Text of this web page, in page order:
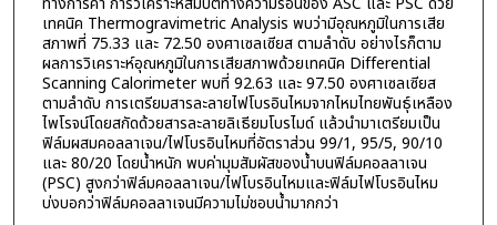
เทคนิค Thermogravimetric Analysis พบว่ามีอุณหภูมิในการเสีย
สภาพที่ 75.33 และ 72.50 องศาเซลเซียส ตามลำดับ อย่างไรก็ตาม
ผลการวิเคราะห์อุณหภูมิในการเสียสภาพด้วยเทคนิค Differential
Scanning Calorimeter พบที่ 92.63 และ 97.50 องศาเซลเซียส
ตามลำดับ การเตรียมสารละลายไฟโบรอินไหมจากไหมไทยพันธุ์เหลือง
ไพโรจน์โดยสกัดด้วยสารละลายลิเธียมโบรไมด์ แล้วนำมาเตรียมเป็น
ฟิล์มผสมคอลลาเจน/ไฟโบรอินไหมที่อัตราส่วน 99/1, 95/5, 90/10
และ 80/20 โดยน้ำหนัก พบค่ามุมสัมผัสของน้ำบนฟิล์มคอลลาเจน
(PSC) สูงกว่าฟิล์มคอลลาเจน/ไฟโบรอินไหมและฟิล์มไฟโบรอินไหม
บ่งบอกว่าฟิล์มคอลลาเจนมีความไม่ชอบน้ำมากกว่า